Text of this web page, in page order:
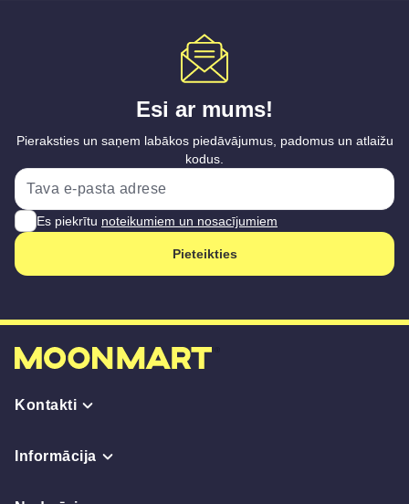
Esi ar mums!
Pieraksties un saņem labākos piedāvājumus, padomus un atlaižu
kodus.
Es piekrītu noteikumiem un nosacījumiem
Pieteikties
Kontakti
Informācija